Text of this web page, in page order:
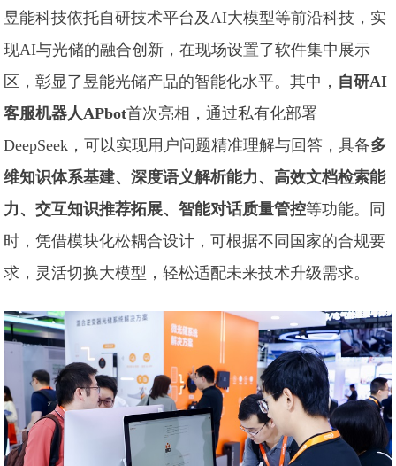
昱能科技依托自研技术平台及AI大模型等前沿科技，实
现AI与光储的融合创新，在现场设置了软件集中展示
区，彰显了昱能光储产品的智能化水平。其中， 自研AI
客服机器人APbot首次亮相，通过私有化部署
DeepSeek，可以实现用户问题精准理解与回答，具备多
维知识体系基建、深度语义解析能力、高效文档检索能
力、交互知识推荐拓展、智能对话质量管控等功能。同
时，凭借模块化松耦合设计，可根据不同国家的合规要
求，灵活切换大模型，轻松适配未来技术升级需求。